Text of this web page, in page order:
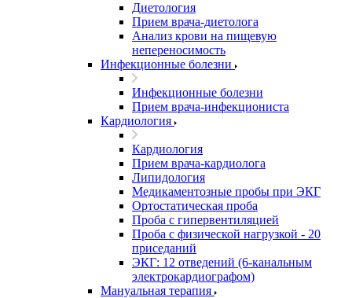
Диетология
Прием врача-диетолога
Анализ крови на пищевую
непереносимость
Инфекционные болезни
Инфекционные болезни
Прием врача-инфекциониста
Кардиология
Кардиология
Прием врача-кардиолога
Липидология
Медикаментозные пробы при ЭКГ
Ортостатическая проба
Проба с гипервентиляцией
Проба с физической нагрузкой - 20
приседаний
ЭКГ: 12 отведений (6-канальным
электрокардиографом)
Мануальная терапия